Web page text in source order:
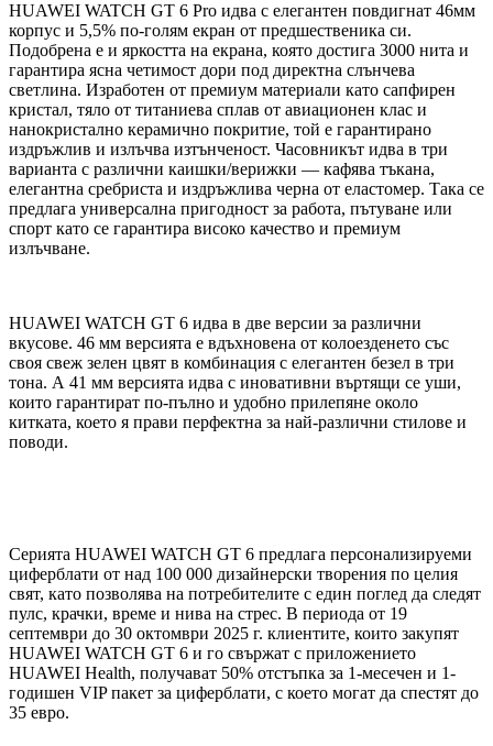
HUAWEI WATCH GT 6 Pro идва с елегантен повдигнат 46мм
корпус и 5,5% по-голям екран от предшественика си.
Подобрена е и яркостта на екрана, която достига 3000 нита и
гарантира ясна четимост дори под директна слънчева
светлина. Изработен от премиум материали като сапфирен
кристал, тяло от титаниева сплав от авиационен клас и
нанокристално керамично покритие, той е гарантирано
издръжлив и излъчва изтънченост. Часовникът идва в три
варианта с различни каишки/верижки — кафява тъкана,
елегантна сребриста и издръжлива черна от еластомер. Така се
предлага универсална пригодност за работа, пътуване или
спорт като се гарантира високо качество и премиум
излъчване.
HUAWEI WATCH GT 6 идва в две версии за различни
вкусове. 46 мм версията е вдъхновена от колоезденето със
своя свеж зелен цвят в комбинация с елегантен безел в три
тона. А 41 мм версията идва с иновативни въртящи се уши,
които гарантират по-пълно и удобно прилепяне около
китката, което я прави перфектна за най-различни стилове и
поводи.
Серията HUAWEI WATCH GT 6 предлага персонализируеми
циферблати от над 100 000 дизайнерски творения по целия
свят, като позволява на потребителите с един поглед да следят
пулс, крачки, време и нива на стрес. В периода от 19
септември до 30 октомври 2025 г. клиентите, които закупят
HUAWEI WATCH GT 6 и го свържат с приложението
HUAWEI Health, получават 50% отстъпка за 1-месечен и 1-
годишен VIP пакет за циферблати, с което могат да спестят до
35 евро.